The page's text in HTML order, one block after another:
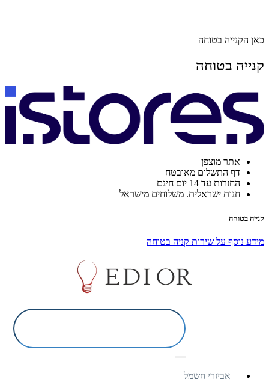
כאן הקנייה בטוחה
קנייה בטוחה
אתר מוצפן
דף התשלום מאובטח
החזרות עד 14 יום חינם
חנות ישראלית. משלוחים מישראל
קנייה בטוחה
מידע נוסף על שירות קניה בטוחה
אביזרי חשמל